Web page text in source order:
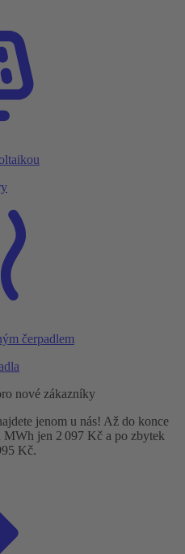
čerpadlem
nové zákazníky
jenom u nás! Až do konce
MWh jen 2 097 Kč a po zbytek
Kč.